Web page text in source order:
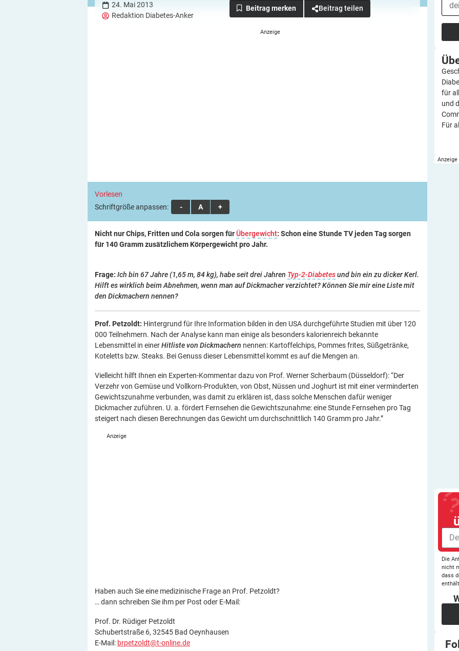
24. Mai 2013
Redaktion Diabetes-Anker
Beitrag teilen
Vorlesen
Schriftgröße anpassen:
A A A
Nicht nur Chips, Fritten und Cola sorgen fürÜbergewicht: Schon eine Stunde TV jeden Tag sorgen
für 140 Gramm zusätzlichem Körpergewicht pro Jahr.
Frage: Ich bin 67 Jahre (1,65 m, 84 kg), habe seit drei Jahren Typ-2-Diabetesund bin ein zu dicker Kerl.
Hilft es wirklich beim Abnehmen, wenn man auf Dickmacher verzichtet? Können Sie mir eine Liste mit
den Dickmachern nennen?
Prof. Petzoldt: Hintergrund für Ihre Information bilden in den USA durchgeführte Studien mit über 120
000 Teilnehmern. Nach der Analyse kann man einige als besonders kalorienreich bekannte
Lebensmittel in einerHitliste von Dickmachern nennen: Kartoffelchips, Pommes frites, Süßgetränke,
Koteletts bzw. Steaks. Bei Genuss dieser Lebensmittel kommt es auf die Mengen an.
Vielleicht hilft Ihnen ein Experten-Kommentar dazu von Prof. Werner Scherbaum (Düsseldorf): “Der
Verzehr von Gemüse und Vollkorn-Produkten, von Obst, Nüssen und Joghurt ist mit einer verminderten
Gewichtszunahme verbunden, was damit zu erklären ist, dass solche Menschen dafür weniger
Dickmacher zuführen. U. a. fördert Fernsehen die Gewichtszunahme: eine Stunde Fernsehen pro Tag
steigert nach diesen Berechnungen das Gewicht um durchschnittlich 140 Gramm pro Jahr.”
Haben auch Sie eine medizinische Frage an Prof. Petzoldt?
… dann schreiben Sie ihm per Post oder E-Mail:
Prof. Dr. Rüdiger Petzoldt​
Schubertstraße 6, 32545 Bad Oeynhausen
E-Mail: brpetzoldt@t-online.de
für
und
Für
Die
nicht
dass
enthält.